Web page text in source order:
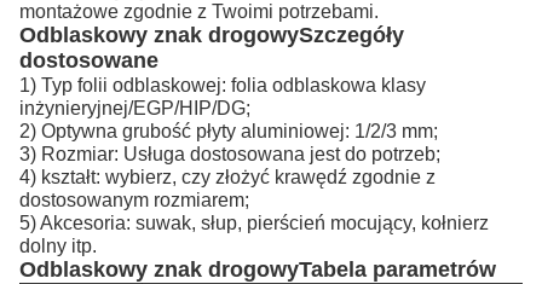
montażowe zgodnie z Twoimi potrzebami.
Odblaskowy znak drogowySzczegóły
dostosowane
1) Typ folii odblaskowej: folia odblaskowa klasy
inżynieryjnej/EGP/HIP/DG;
2) Optywna grubość płyty aluminiowej: 1/2/3 mm;
3) Rozmiar: Usługa dostosowana jest do potrzeb;
4) kształt: wybierz, czy złożyć krawędź zgodnie z
dostosowanym rozmiarem;
5) Akcesoria: suwak, słup, pierścień mocujący, kołnierz
dolny itp.
Odblaskowy znak drogowyTabela parametrów